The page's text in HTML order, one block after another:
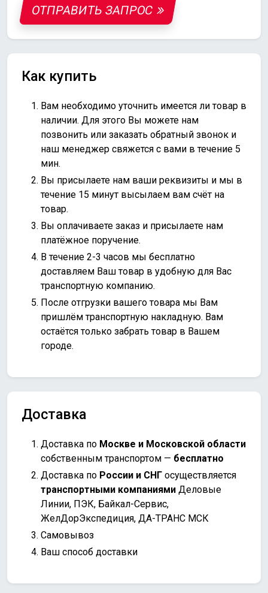
ОТПРАВИТЬ ЗАПРОС
Как купить
Вам необходимо уточнить имеется ли товар в
наличии. Для этого Вы можете нам
позвонить или заказать обратный звонок и
наш менеджер свяжется с вами в течение 5
мин.
Вы присылаете нам ваши реквизиты и мы в
течение 15 минут высылаем вам счёт на
товар.
Вы оплачиваете заказ и присылаете нам
платёжное поручение.
В течение 2-3 часов мы бесплатно
доставляем Ваш товар в удобную для Вас
транспортную компанию.
После отгрузки вашего товара мы Вам
пришлём транспортную накладную. Вам
остаётся только забрать товар в Вашем
городе.
Доставка
Доставка по Москве и Московской области
собственным транспортом — бесплатно
Доставка по России и СНГ осуществляется
транспортными компаниями Деловые
Линии, ПЭК, Байкал-Сервис,
ЖелДорЭкспедиция, ДА-ТРАНС МСК
Самовывоз
Ваш способ доставки